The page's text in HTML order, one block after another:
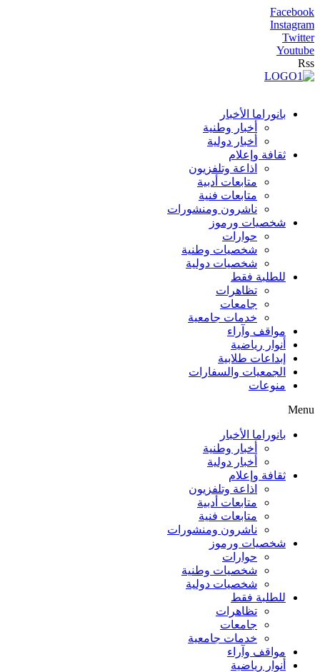
Facebook
Instagram
Twitter
Youtube
Rss
بانوراما الأخبار
أخبار وطنية
أخبار دولية
ثقافة وإعلام
اذاعة وتلفزيون
متابعات أدبية
متابعات فنية
ناشرون ومنشورات
شخصيات ورموز
حوارات
شخصيات وطنية
شخصيات دولية
للطلبة فقط
تظاهرات
جامعات
خدمات جامعية
مواقف وآراء
أنوار رياضية
إبداعات طلابية
الجمعيات والسفارات
منوعات
Menu
بانوراما الأخبار
أخبار وطنية
أخبار دولية
ثقافة وإعلام
اذاعة وتلفزيون
متابعات أدبية
متابعات فنية
ناشرون ومنشورات
شخصيات ورموز
حوارات
شخصيات وطنية
شخصيات دولية
للطلبة فقط
تظاهرات
جامعات
خدمات جامعية
مواقف وآراء
أنوار رياضية